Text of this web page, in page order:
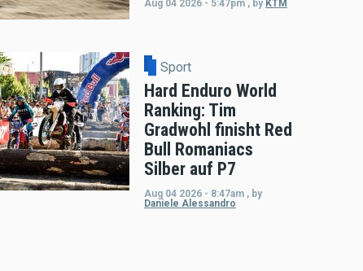
Aug 04 2026 - 5:47pm , by KTM
Sport
Hard Enduro World
Ranking: Tim
Gradwohl finisht Red
Bull Romaniacs
Silber auf P7
Aug 04 2026 - 8:47am , by
Daniele Alessandro